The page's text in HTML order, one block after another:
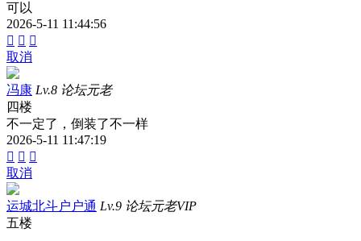
可以
2026-5-11 11:44:56
  
取消
冯康 Lv.8 论坛元老
四楼
不一定了，倒装了不一样
2026-5-11 11:47:19
  
取消
运城北斗户户通 Lv.9 论坛元老VIP
五楼